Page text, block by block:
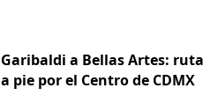
Garibaldi a Bellas Artes: ruta
a pie por el Centro de CDMX